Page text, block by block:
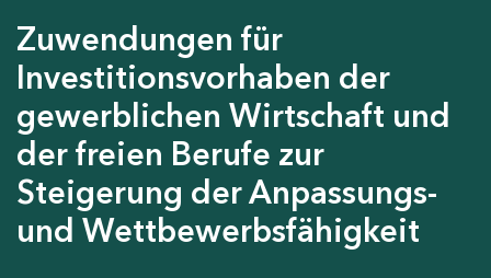
Zuwendungen für
Investitionsvorhaben der
gewerblichen Wirtschaft und
der freien Berufe zur
Steigerung der Anpassungs-
und Wettbewerbsfähigkeit